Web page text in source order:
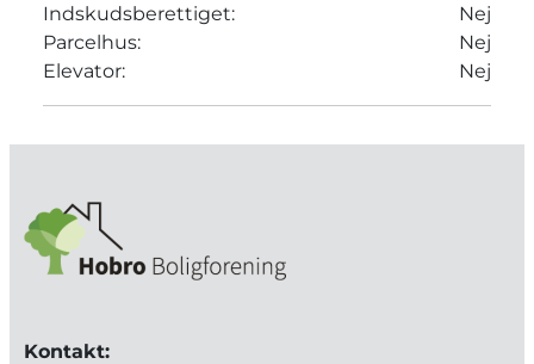
Indskudsberettiget:
Nej
Parcelhus:
Nej
Elevator:
Nej
Kontakt: